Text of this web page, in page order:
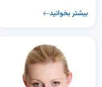
بیشتر بخوانید